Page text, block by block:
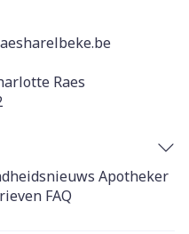
Raes
Apotheker
FAQ